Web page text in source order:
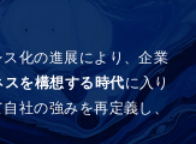
化の進展により、企業
を構想する時代に入り
社の強みを再定義し、